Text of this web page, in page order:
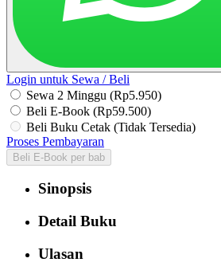
Login untuk Sewa / Beli
Sewa 2 Minggu (Rp5.950)
Beli E-Book (Rp59.500)
Beli Buku Cetak (Tidak Tersedia)
Proses Pembayaran
Beli E-Book per bab
Sinopsis
Detail Buku
Ulasan